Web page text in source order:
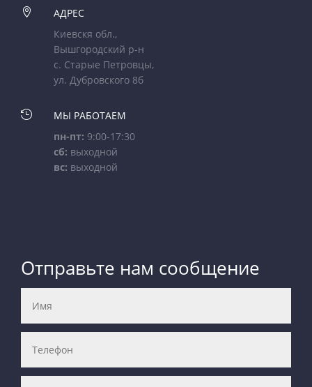

АДРЕС
Киевскя обл.,
Вышгородский р-н
с. Старые Петровцы,
ул. Дубровского 8б

МЫ РАБОТАЕМ
пн-пт: 9:00-17:30
сб: выходной
вс: выходной
Отправьте нам сообщение